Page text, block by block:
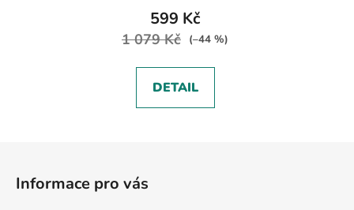
599 Kč
1 079 Kč (–44 %)
DETAIL
Informace pro vás